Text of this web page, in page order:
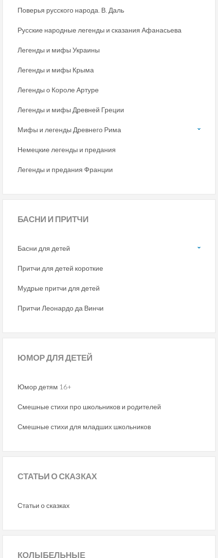
Поверья русского народа. В. Даль
Русские народные легенды и сказания Афанасьева
Легенды и мифы Украины
Легенды и мифы Крыма
Легенды о Короле Артуре
Легенды и мифы Древней Греции
Мифы и легенды Древнего Рима
Немецкие легенды и предания
Легенды и предания Франции
БАСНИ И ПРИТЧИ
Басни для детей
Притчи для детей короткие
Мудрые притчи для детей
Притчи Леонардо да Винчи
ЮМОРДЛЯ ДЕТЕЙ
Юмор детям 16+
Смешные стихи про школьников и родителей
Смешные стихи для младших школьников
СТАТЬИО СКАЗКАХ
Статьи о сказках
КОЛЫБЕЛЬНЫЕ